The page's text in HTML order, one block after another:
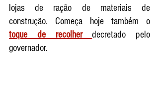
lojas de ração de materiais de
toque de recolher decretado pelo
governador.